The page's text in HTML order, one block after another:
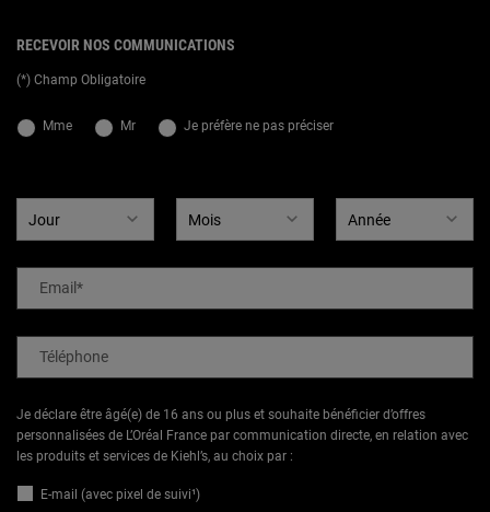
RECEVOIR NOS COMMUNICATIONS
(*) Champ Obligatoire
newslettersignup.title.legend
Mme Mr Je préfère ne pas préciser
Email*
Téléphone
Je déclare être âgé(e) de 16 ans ou plus et souhaite bénéficier d’offres
personnalisées de L’Oréal France par communication directe, en relation avec
les produits et services de Kiehl’s, au choix par :
E-mail (avec pixel de suivi¹)